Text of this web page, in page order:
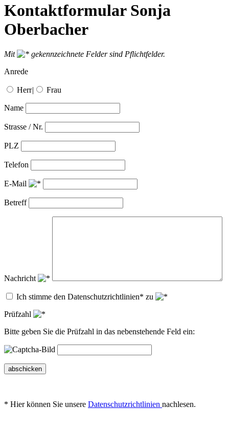
Kontaktformular Sonja
Oberbacher
Mit
gekennzeichnete Felder sind Pflichtfelder.
Anrede
Herr| Frau
Name
Strasse / Nr.
PLZ
Telefon
E-Mail
Betreff
Nachricht
Ich stimme den Datenschutzrichtlinien* zu
Prüfzahl
Bitte geben Sie die Prüfzahl in das nebenstehende Feld ein:
abschicken
* Hier können Sie unsere Datenschutzrichtlinien nachlesen.